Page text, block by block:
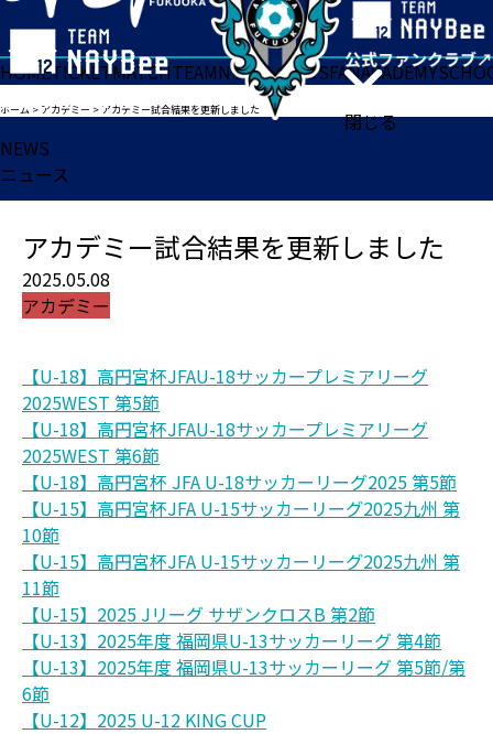
閉じる
HOMETICKETMATCHTEAMNEWSGOODSFANACADEMY
ホーム > アカデミー > アカデミー試合結果を更新しました
NEWS
ニュース
アカデミー試合結果を更新しました
2025.05.08
アカデミー
【U-18】高円宮杯JFAU-18サッカープレミアリーグ
2025WEST 第5節
【U-18】高円宮杯JFAU-18サッカープレミアリーグ
2025WEST 第6節
【U-18】高円宮杯 JFA U-18サッカーリーグ2025 第5節
【U-15】高円宮杯JFA U-15サッカーリーグ2025九州 第
10節
【U-15】高円宮杯JFA U-15サッカーリーグ2025九州 第
11節
【U-15】2025 Jリーグ サザンクロスB 第2節
【U-13】2025年度 福岡県U-13サッカーリーグ 第4節
【U-13】2025年度 福岡県U-13サッカーリーグ 第5節/第
6節
【U-12】2025 U-12 KING CUP